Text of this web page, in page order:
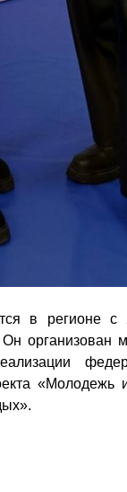
в регионе с
организован